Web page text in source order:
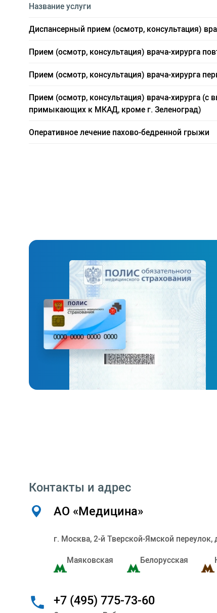
Название услуги
Диспансерный прием (осмотр, консультация)
Прием (осмотр, консультация) врача-хирурга
Прием (осмотр, консультация) врача-хирурга
Прием (осмотр, консультация) врача-хирурга
примыкающих к МКАД, кроме г. Зеленоград)
Оперативное лечение пахово-бедренной грыжи
Контакты и адрес
АО «Медицина»
г. Москва, 2-й Тверской-Ямской переулок,
Маяковская
Белорусская
+7 (495) 775-73-60